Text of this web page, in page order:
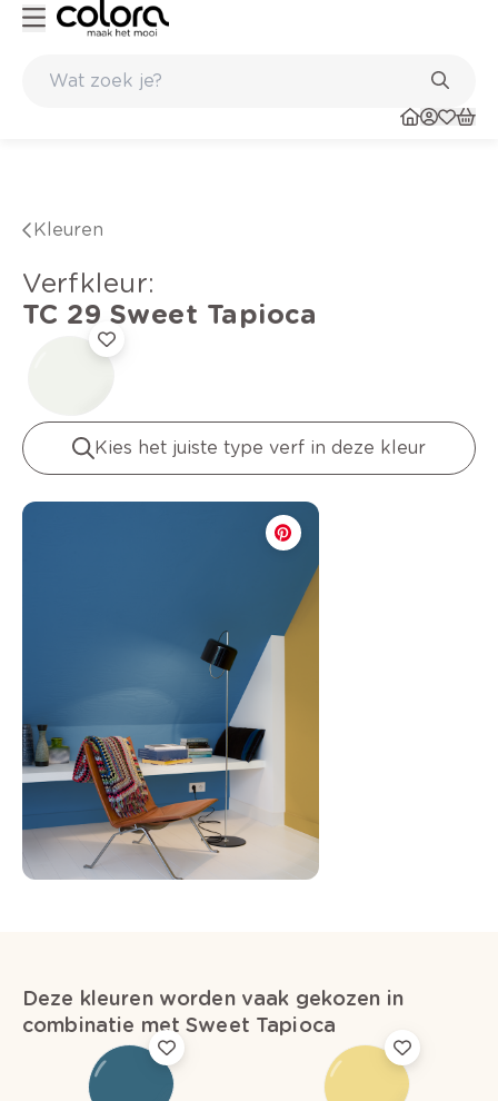
Kleuren
verfkleur:
TC 29 Sweet Tapioca
Kies het juiste type verf in deze kleur
Deze kleuren worden vaak gekozen in
combinatie met Sweet Tapioca